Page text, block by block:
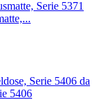
da
5406